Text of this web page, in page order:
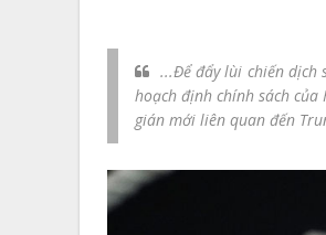
...Để đẩy lùi chiến dịch
hoạch định chính sách
gián mới liên quan đến